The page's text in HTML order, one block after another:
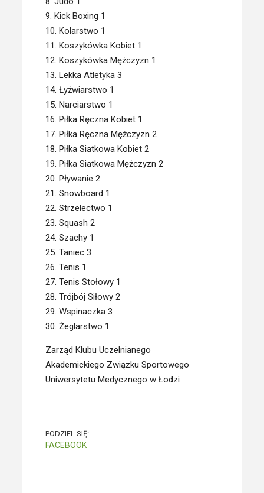
9. Kick Boxing 1
10. Kolarstwo 1
11. Koszykówka Kobiet 1
12. Koszykówka Mężczyzn 1
13. Lekka Atletyka 3
14. Łyżwiarstwo 1
15. Narciarstwo 1
16. Piłka Ręczna Kobiet 1
17. Piłka Ręczna Mężczyzn 2
18. Piłka Siatkowa Kobiet 2
19. Piłka Siatkowa Mężczyzn 2
20. Pływanie 2
21. Snowboard 1
22. Strzelectwo 1
23. Squash 2
24. Szachy 1
25. Taniec 3
26. Tenis 1
27. Tenis Stołowy 1
28. Trójbój Siłowy 2
29. Wspinaczka 3
30. Żeglarstwo 1
Zarząd Klubu Uczelnianego
Akademickiego Związku Sportowego
Uniwersytetu Medycznego w Łodzi
PODZIEL SIĘ:
FACEBOOK